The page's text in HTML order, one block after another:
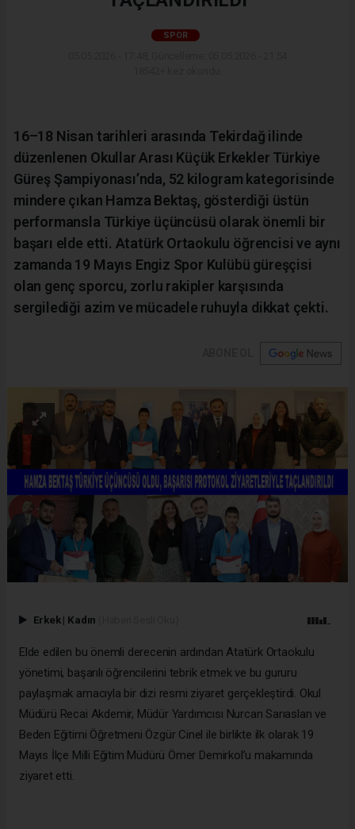
SPOR
16–18 Nisan tarihleri arasında Tekirdağ ilinde
düzenlenen Okullar Arası Küçük Erkekler Türkiye
Güreş Şampiyonası’nda, 52 kilogram kategorisinde
mindere çıkan Hamza Bektaş, gösterdiği üstün
performansla Türkiye üçüncüsü olarak önemli bir
başarı elde etti. Atatürk Ortaokulu öğrencisi ve aynı
zamanda 19 Mayıs Engiz Spor Kulübü güreşçisi
olan genç sporcu, zorlu rakipler karşısında
sergilediği azim ve mücadele ruhuyla dikkat çekti.
Erkek | Kadın
Elde edilen bu önemli derecenin ardından Atatürk Ortaokulu
yönetimi, başarılı öğrencilerini tebrik etmek ve bu gururu
paylaşmak amacıyla bir dizi resmi ziyaret gerçekleştirdi. Okul
Müdürü Recai Akdemir, Müdür Yardımcısı Nurcan Sarıaslan ve
Beden Eğitimi Öğretmeni Özgür Cinel ile birlikte ilk olarak 19
Mayıs İlçe Milli Eğitim Müdürü Ömer Demirkol’u makamında
ziyaret etti.